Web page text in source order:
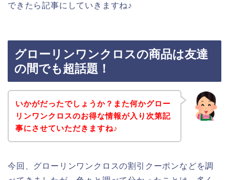
できたら記事にしていきますね♪
グローリンワンクロスの商品は友達
の間でも超話題！
いかがだったでしょうか？また何かグロー
リンワンクロスのお得な情報が入り次第記
事にさせていただきますね♪
今回、グローリンワンクロスの割引クーポンなどを調